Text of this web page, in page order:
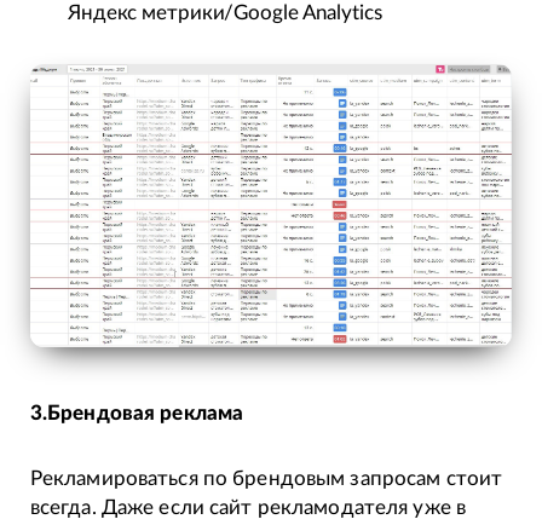
Яндекс метрики/Google Analytics
3.Брендовая реклама
Рекламироваться по брендовым запросам стоит
всегда. Даже если сайт рекламодателя уже в